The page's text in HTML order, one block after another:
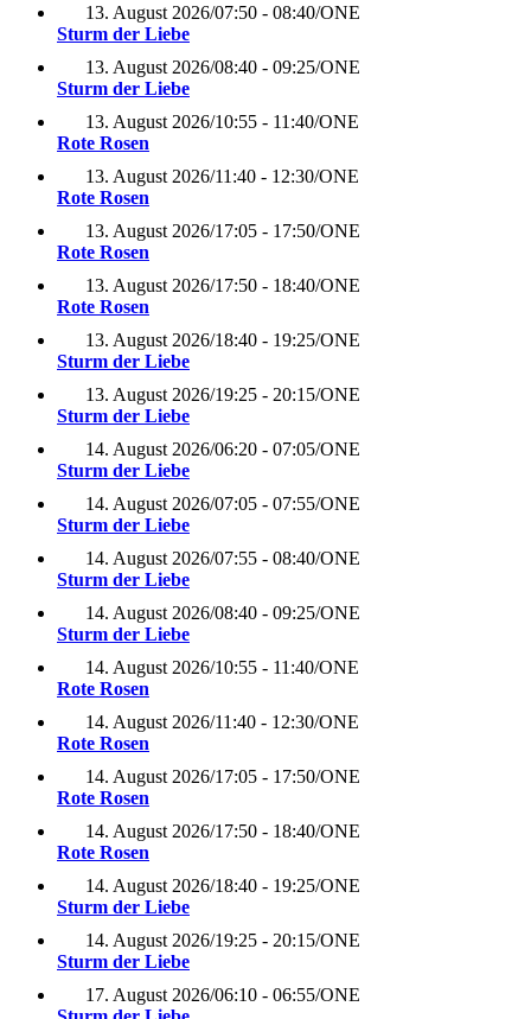
13. August 2026/07:50 - 08:40/ONE
Sturm der Liebe
13. August 2026/08:40 - 09:25/ONE
Sturm der Liebe
13. August 2026/10:55 - 11:40/ONE
Rote Rosen
13. August 2026/11:40 - 12:30/ONE
Rote Rosen
13. August 2026/17:05 - 17:50/ONE
Rote Rosen
13. August 2026/17:50 - 18:40/ONE
Rote Rosen
13. August 2026/18:40 - 19:25/ONE
Sturm der Liebe
13. August 2026/19:25 - 20:15/ONE
Sturm der Liebe
14. August 2026/06:20 - 07:05/ONE
Sturm der Liebe
14. August 2026/07:05 - 07:55/ONE
Sturm der Liebe
14. August 2026/07:55 - 08:40/ONE
Sturm der Liebe
14. August 2026/08:40 - 09:25/ONE
Sturm der Liebe
14. August 2026/10:55 - 11:40/ONE
Rote Rosen
14. August 2026/11:40 - 12:30/ONE
Rote Rosen
14. August 2026/17:05 - 17:50/ONE
Rote Rosen
14. August 2026/17:50 - 18:40/ONE
Rote Rosen
14. August 2026/18:40 - 19:25/ONE
Sturm der Liebe
14. August 2026/19:25 - 20:15/ONE
Sturm der Liebe
17. August 2026/06:10 - 06:55/ONE